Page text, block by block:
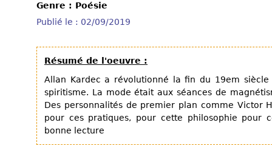
Genre : Poésie
Publié le : 02/09/2019
Résumé de l'oeuvre :
Allan Kardec a révolutionné la fin du 19em
spiritisme. La mode était aux séances de
Des personnalités de premier plan comme Victor
pour ces pratiques, pour cette philosophie pour
bonne lecture